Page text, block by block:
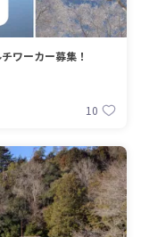
ワーカー募集！
10